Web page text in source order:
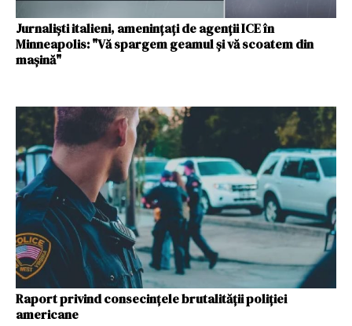
Jurnaliști italieni, amenințați de agenții ICE în
Minneapolis: "Vă spargem geamul și vă scoatem din
mașină"
Raport privind consecințele brutalității poliției
americane